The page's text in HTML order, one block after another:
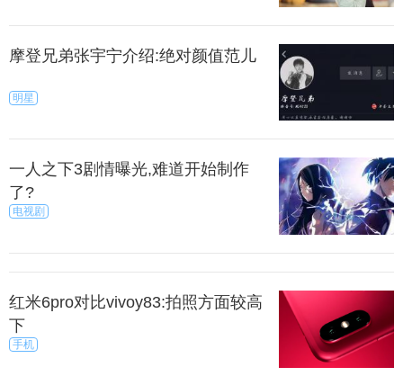
摩登兄弟张宇宁介绍:绝对颜值范儿
明星
一人之下3剧情曝光,难道开始制作
了?
电视剧
红米6pro对比vivoy83:拍照方面较高
下
手机